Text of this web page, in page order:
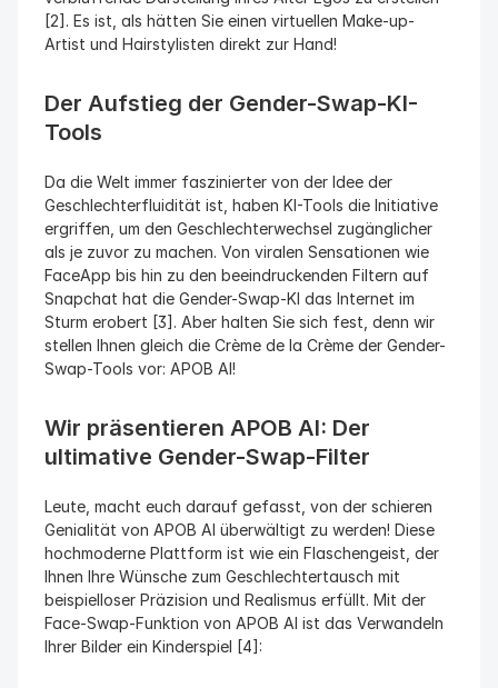
[2]. Es ist, als hätten Sie einen virtuellen Make-up-
Artist und Hairstylisten direkt zur Hand!
Der Aufstieg der Gender-Swap-KI-
Tools
Da die Welt immer faszinierter von der Idee der
Geschlechterfluidität ist, haben KI-Tools die Initiative
ergriffen, um den Geschlechterwechsel zugänglicher
als je zuvor zu machen. Von viralen Sensationen wie
FaceApp bis hin zu den beeindruckenden Filtern auf
Snapchat hat die Gender-Swap-KI das Internet im
Sturm erobert [3]. Aber halten Sie sich fest, denn wir
stellen Ihnen gleich die Crème de la Crème der Gender-
Swap-Tools vor: APOB AI!
Wir präsentieren APOB AI: Der
ultimative Gender-Swap-Filter
Leute, macht euch darauf gefasst, von der schieren
Genialität von APOB AI überwältigt zu werden! Diese
hochmoderne Plattform ist wie ein Flaschengeist, der
Ihnen Ihre Wünsche zum Geschlechtertausch mit
beispielloser Präzision und Realismus erfüllt. Mit der
Face-Swap-Funktion von APOB AI ist das Verwandeln
Ihrer Bilder ein Kinderspiel [4]: